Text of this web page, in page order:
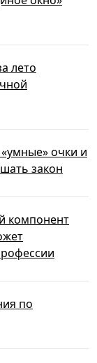
лето
очки и
закон
компонент
по